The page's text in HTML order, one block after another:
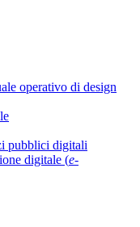
operativo di design
pubblici digitali
digitale (e-